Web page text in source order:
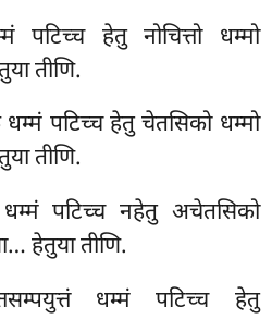
पटिच्च हेतु नोचित्तो धम्मो
तीणि.
पटिच्च हेतु चेतसिको धम्मो
तीणि.
पटिच्च नहेतु अचेतसिको
हेतुया तीणि.
धम्मं पटिच्च हेतु